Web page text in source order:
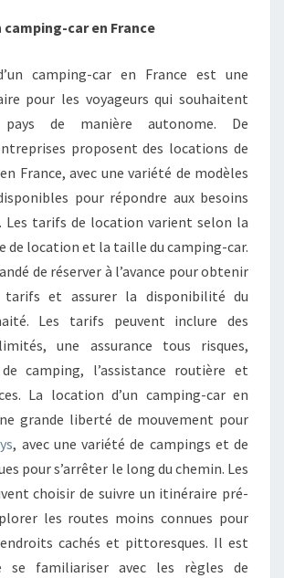
camping-car en France
camping-car en France est une
pour les voyageurs qui souhaitent
de manière autonome. De
proposent des locations de
France, avec une variété de modèles
pour répondre aux besoins
Les tarifs de location varient selon la
de location et la taille du camping-car.
de réserver à l’avance pour obtenir
tarifs et assurer la disponibilité du
Les tarifs peuvent inclure des
une assurance tous risques,
de camping, l’assistance routière et
La location d’un camping-car en
grande liberté de mouvement pour
, avec une variété de campings et de
pour s’arrêter le long du chemin. Les
choisir de suivre un itinéraire pré-
les routes moins connues pour
cachés et pittoresques. Il est
se familiariser avec les règles de